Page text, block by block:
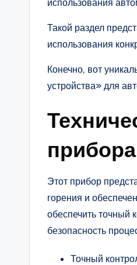
Такой раздел
использования
Конечно, вот
устройства» для
прибора
Этот прибор
горения и
обеспечить точный
безопасность
Точный